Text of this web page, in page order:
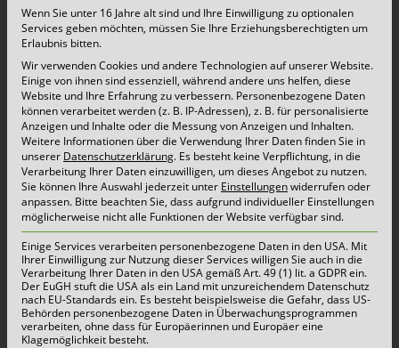
Freuen Sie sich auf umfassende Entsorgung.
Dazu nutzen wir moderne Sammeltechniken,
Sortieranlagen und -systeme. So verhilft Ihnen
Schönmackers zu einer sicheren und
gesetzeskonformen Verwertung
unterschiedlichster Rest- und Wertstoffe.
Nachfolgend finden Sie wertvolle Befülltipps und
eine Übersicht mit Details zu allen Abfallarten.
Download Befüllhinweise
Wenn Sie unter 16 Jahre alt sind und Ihre Einwilligung zu optionalen
Services geben möchten, müssen Sie Ihre Erziehungsberechtigten um
Erlaubnis bitten.
Wir verwenden Cookies und andere Technologien auf unserer Website.
Einige von ihnen sind essenziell, während andere uns helfen, diese
Website und Ihre Erfahrung zu verbessern. Personenbezogene Daten
können verarbeitet werden (z. B. IP-Adressen), z. B. für personalisierte
Anzeigen und Inhalte oder die Messung von Anzeigen und Inhalten.
Weitere Informationen über die Verwendung Ihrer Daten finden Sie in
unserer Datenschutzerklärung. Es besteht keine Verpflichtung, in die
Verarbeitung Ihrer Daten einzuwilligen, um dieses Angebot zu nutzen.
Sie können Ihre Auswahl jederzeit unter Einstellungenwiderrufen oder
anpassen. Bitte beachten Sie, dass aufgrund individueller Einstellungen
möglicherweise nicht alle Funktionen der Website verfügbar sind.
Einige Services verarbeiten personenbezogene Daten in den USA. Mit
Ihrer Einwilligung zur Nutzung dieser Services willigen Sie auch in die
Verarbeitung Ihrer Daten in den USA gemäß Art. 49 (1) lit. a GDPR ein.
Der EuGH stuft die USA als ein Land mit unzureichendem Datenschutz
nach EU-Standards ein. Es besteht beispielsweise die Gefahr, dass US-
Behörden personenbezogene Daten in Überwachungsprogrammen
verarbeiten, ohne dass für Europäerinnen und Europäer eine
Klagemöglichkeit besteht.